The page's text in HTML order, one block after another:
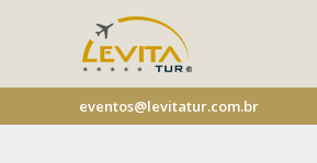
eventos@levitatur.com.br